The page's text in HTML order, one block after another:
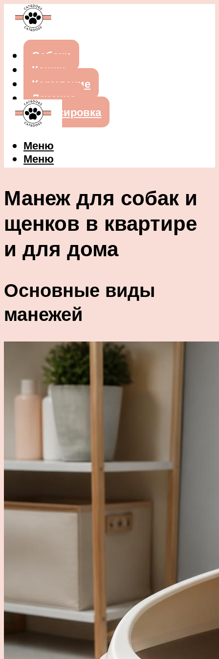
Собаки
Кошки
Кормление
Лечение
Дрессировка
Меню
Меню
Манеж для собак и
щенков в квартире
и для дома
Основные виды
манежей